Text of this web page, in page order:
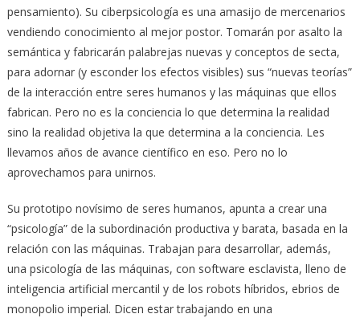
pensamiento). Su ciberpsicología es una amasijo de mercenarios
vendiendo conocimiento al mejor postor. Tomarán por asalto la
semántica y fabricarán palabrejas nuevas y conceptos de secta,
para adornar (y esconder los efectos visibles) sus “nuevas teorías”
de la interacción entre seres humanos y las máquinas que ellos
fabrican. Pero no es la conciencia lo que determina la realidad
sino la realidad objetiva la que determina a la conciencia. Les
llevamos años de avance científico en eso. Pero no lo
aprovechamos para unirnos.
Su prototipo novísimo de seres humanos, apunta a crear una
“psicología” de la subordinación productiva y barata, basada en la
relación con las máquinas. Trabajan para desarrollar, además,
una psicología de las máquinas, con software esclavista, lleno de
inteligencia artificial mercantil y de los robots híbridos, ebrios de
monopolio imperial. Dicen estar trabajando en una